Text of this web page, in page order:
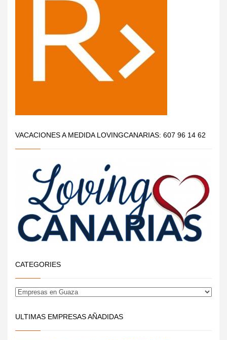
VACACIONES A MEDIDA LOVINGCANARIAS: 607 96 14 62
CATEGORIES
ULTIMAS EMPRESAS AÑADIDAS